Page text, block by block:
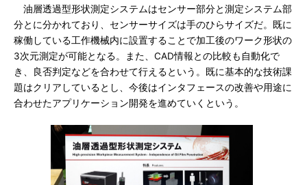
油層透過型形状測定システムはセンサー部分と測定システム部
分とに分かれており、センサーサイズは手のひらサイズだ。既に
稼働している工作機械内に設置することで加工後のワーク形状の
3次元測定が可能となる。また、CAD情報との比較も自動化で
き、良否判定などを合わせて行えるという。既に基本的な技術課
題はクリアしているとし、今後はインタフェースの改善や用途に
合わせたアプリケーション開発を進めていくという。